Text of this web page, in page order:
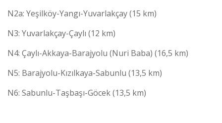
N2a: Yeşilköy-Yangı-Yuvarlakçay (15 km)
N3: Yuvarlakçay-Çaylı (12 km)
N4: Çaylı-Akkaya-Barajyolu (Nuri Baba) (16,5 km)
N5: Barajyolu-Kızılkaya-Sabunlu (13,5 km)
N6: Sabunlu-Taşbaşı-Göcek (13,5 km)